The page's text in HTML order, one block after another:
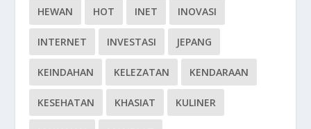
HEWAN HOT INET INOVASI
INTERNET INVESTASI JEPANG
KEINDAHAN KELEZATAN KENDARAAN
KESEHATAN KHASIAT KULINER